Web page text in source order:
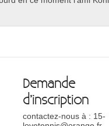
Demande
d’inscription
contactez-nous à : 15-